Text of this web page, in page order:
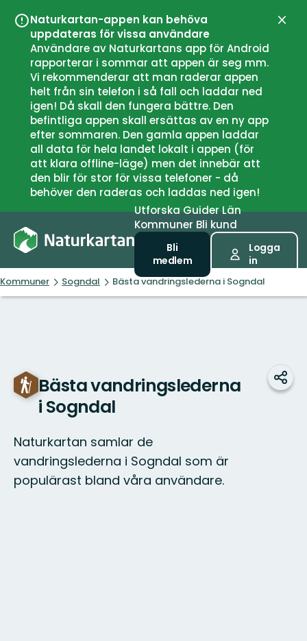
Naturkartan-appen kan behöva
uppdateras för vissa användare
Användare av Naturkartans app för Android
rapporterar i sommar att appen är seg mm.
Vi rekommenderar att man raderar appen
helt från sin telefon i så fall och laddar ned
igen! Då skall den fungera bättre. Den
befintliga appen skall ersättas av en ny app
efter sommaren. Den gamla appen laddar
all data för hela landet lokalt i appen (för
att klara offline-läge) men det innebär att
den blir för stor för vissa telefoner - då
behöver den raderas och laddas ned igen!
UtforskaGuiderLän
Kommuner Bli kund
Bli
medlem
Logga
in
Kommuner Sogndal Bästa vandringslederna i Sogndal
Bästa vandringslederna
i Sogndal
Naturkartan samlar de
vandringslederna i Sogndal som är
populärast bland våra användare.
Dela